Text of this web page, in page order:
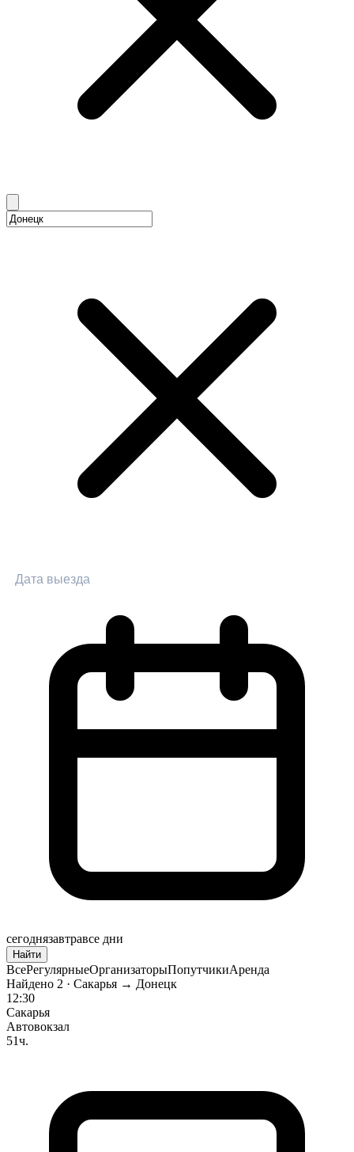
сегоднязавтравсе дни
Найти
ВсеРегулярныеОрганизаторыПопутчикиАренда
Найдено 2 · Сакарья → Донецк
12:30
Сакарья
Автовокзал
51ч.